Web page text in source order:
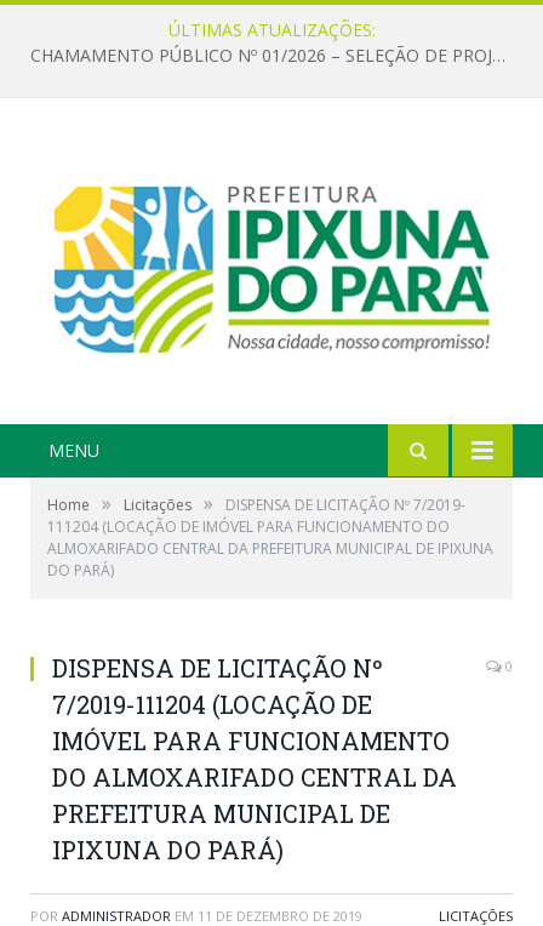
ÚLTIMAS ATUALIZAÇÕES:
CHAMAMENTO PÚBLICO Nº 01/2026 – SELEÇÃO DE PROJETOS PARA FIRMAR TERMO DE EXECUÇÃO CULTURAL COM RECURSOS DA POLÍTICA NACIONAL ALDIR BLANC DE FOMENTO À CULTURA – PNAB (LEI Nº 14.399/2022)
MENU
Home » Licitações »
DISPENSA DE LICITAÇÃO Nº 7/2019-
111204 (LOCAÇÃO DE IMÓVEL PARA FUNCIONAMENTO DO
ALMOXARIFADO CENTRAL DA PREFEITURA MUNICIPAL DE IPIXUNA
DO PARÁ)
DISPENSA DE LICITAÇÃO Nº
7/2019-111204 (LOCAÇÃO DE
IMÓVEL PARA FUNCIONAMENTO
DO ALMOXARIFADO CENTRAL DA
PREFEITURA MUNICIPAL DE
IPIXUNA DO PARÁ)
0
POR ADMINISTRADOR EM 11 DE DEZEMBRO DE 2019 LICITAÇÕES